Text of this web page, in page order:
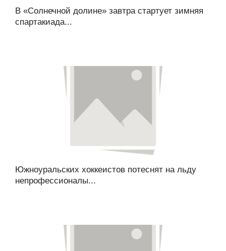
В «Солнечной долине» завтра стартует зимняя
спартакиада...
Южноуральских хоккеистов потеснят на льду
непрофессионалы...